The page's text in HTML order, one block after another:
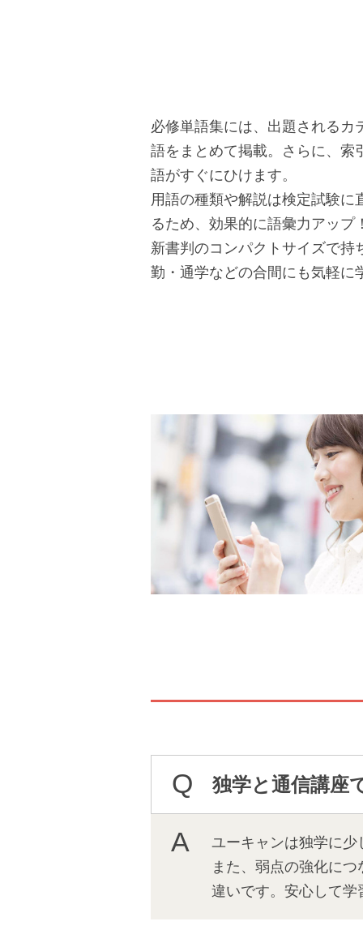
必修単語集には、出題されるカ
語をまとめて掲載。さらに、索
語がすぐにひけます。
用語の種類や解説は検定試験に
るため、効果的に語彙力アップ
新書判のコンパクトサイズで持
勤・通学などの合間にも気軽に
独学と通信講座
ユーキャンは独学に
また、弱点の強化に
違いです。安心して